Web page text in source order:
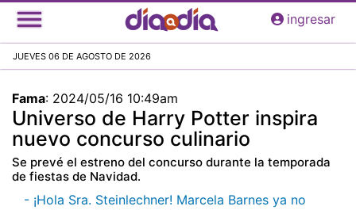
Pasar
al
principal
ingresar
JUEVES 06 DE AGOSTO DE 2026
Fama: 2024/05/16 10:49am
Universo de Harry Potter inspira
nuevo concurso culinario
Se prevé el estreno del concurso durante la temporada
de fiestas de Navidad.
- ¡Hola Sra. Steinlechner! Marcela Barnes ya no